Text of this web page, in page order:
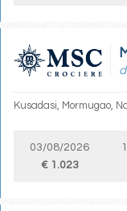
Kusadasi, Mormugao,
03/08/2026
€ 1.023